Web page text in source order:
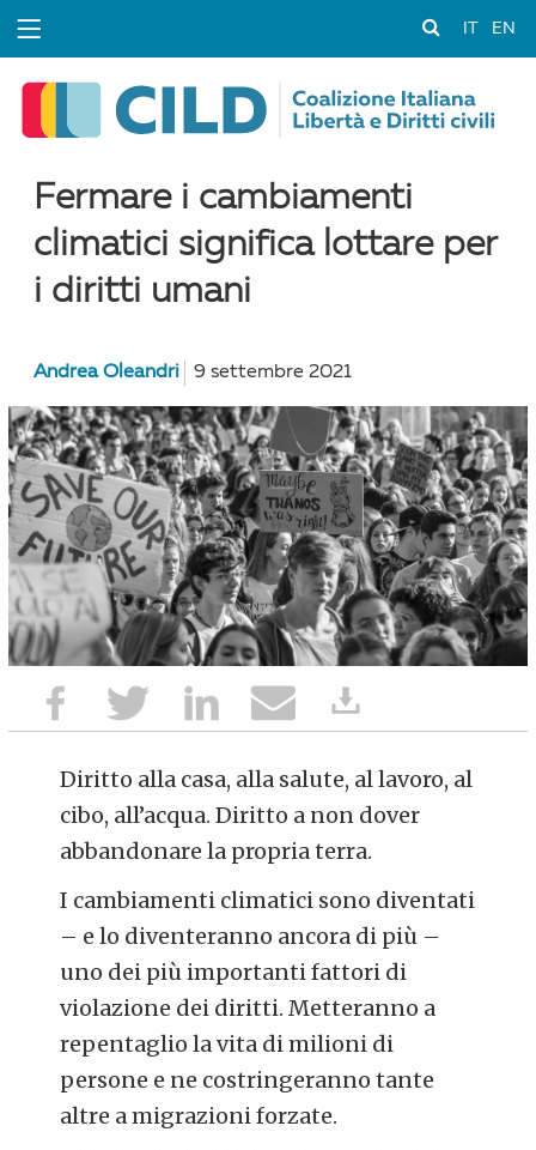
EN
Fermare i cambiamenti
climatici significa lottare per
i diritti umani
Andrea Oleandri 9 settembre 2021
Diritto alla casa, alla salute, al lavoro, al
cibo, all’acqua. Diritto a non dover
abbandonare la propria terra.
I cambiamenti climatici sono diventati
– e lo diventeranno ancora di più –
uno dei più importanti fattori di
violazione dei diritti. Metteranno a
repentaglio la vita di milioni di
persone e ne costringeranno tante
altre a migrazioni forzate.